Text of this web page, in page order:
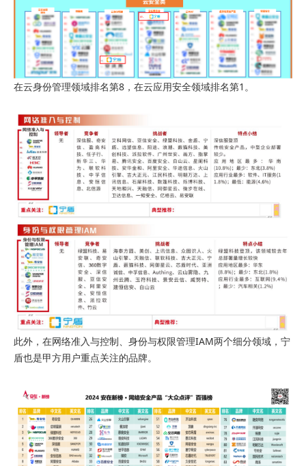
在云身份管理领域排名第8，在云应用安全领域排名第1。
此外，在网络准入与控制、身份与权限管理IAM两个细分领域，宁
盾也是甲方用户重点关注的品牌。